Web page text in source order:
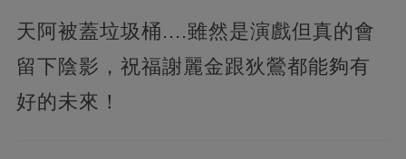
天阿被蓋垃圾桶....雖然是演戲但真的會
留下陰影，祝福謝麗金跟狄鶯都能夠有
好的未來！